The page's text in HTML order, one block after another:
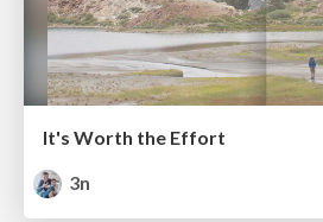
It's Worth the Effort
3n